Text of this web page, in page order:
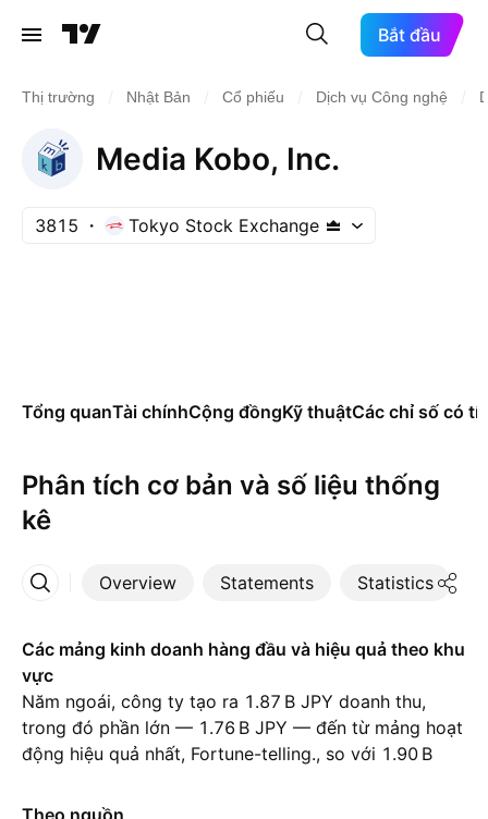
Bắt đầu
Thị trường Nhật Bản Cổ phiếu Dịch vụ Công nghệ
Media Kobo, Inc.
3815 Tokyo Stock Exchange
Tổng quanTài chínhCộng đồngKỹ thuậtCác chỉ số có
Phân tích cơ bản và số liệu thống
kê
Overview Statements Statistics
More
Các mảng kinh doanh hàng đầu và hiệu quả theo khu
vực
Năm ngoái, công ty tạo ra ‪1.87 B‬ JPY doanh thu,
trong đó phần lớn — ‪1.76 B‬ JPY — đến từ mảng hoạt
động hiệu quả nhất, Fortune-telling., so với ‪1.90 B‬
Bản, chiếm ‪1.87 B‬ JPY trong năm ngoái., với ‪2.01 B‬
Theo nguồn